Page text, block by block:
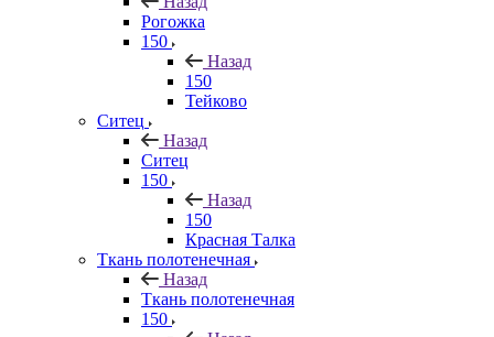
Рогожка
150
Назад
150
Тейково
Ситец
Назад
Ситец
150
Назад
150
Красная Талка
Ткань полотенечная
Назад
Ткань полотенечная
150